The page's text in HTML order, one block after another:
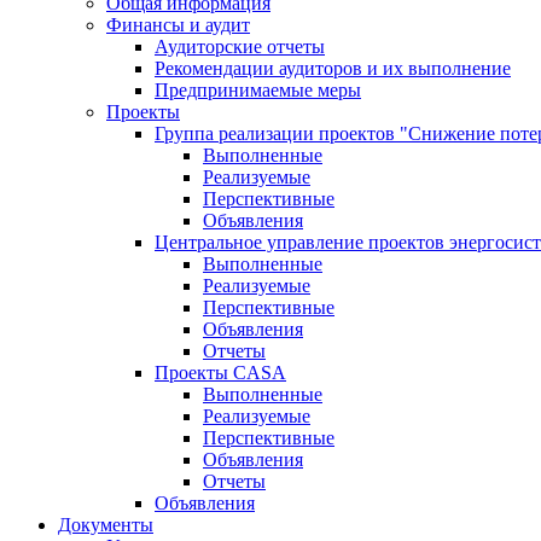
Финансы и аудит
Аудиторские отчеты
Рекомендации аудиторов и их выполнение
Предпринимаемые меры
Проекты
Группа реализации проектов "Снижение
Выполненные
Реализуемые
Перспективные
Объявления
Центральное управление проектов
Выполненные
Реализуемые
Перспективные
Объявления
Отчеты
Проекты CASA
Выполненные
Реализуемые
Перспективные
Объявления
Отчеты
Объявления
Документы